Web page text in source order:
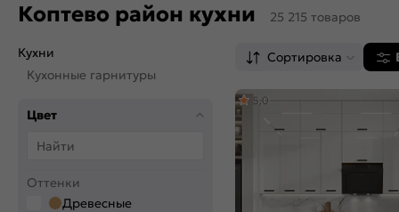
Коптево район кухни 25 215 товаров
Кухни
Кухонные гарнитуры
Цвет
Оттенки
Древесные
Сортировка
5,0